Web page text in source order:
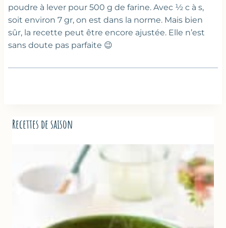
poudre à lever pour 500 g de farine. Avec ½ c à s,
soit environ 7 gr, on est dans la norme. Mais bien
sûr, la recette peut être encore ajustée. Elle n’est
sans doute pas parfaite 😉
Recettes de saison